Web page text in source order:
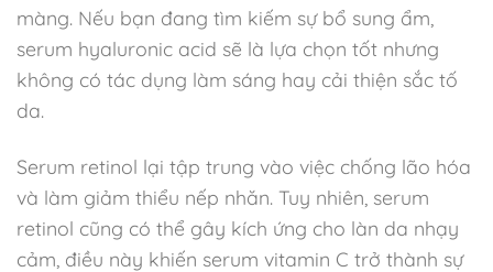
màng. Nếu bạn đang tìm kiếm sự bổ sung ẩm,
serum hyaluronic acid sẽ là lựa chọn tốt nhưng
không có tác dụng làm sáng hay cải thiện sắc tố
da.
Serum retinol lại tập trung vào việc chống lão hóa
và làm giảm thiểu nếp nhăn. Tuy nhiên, serum
retinol cũng có thể gây kích ứng cho làn da nhạy
cảm, điều này khiến serum vitamin C trở thành sự